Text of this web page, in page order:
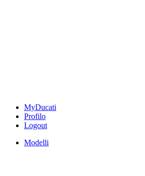
MyDucati
Profilo
Logout
Modelli